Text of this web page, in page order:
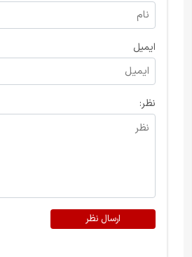
ایمیل
نظر:
ارسال نظر